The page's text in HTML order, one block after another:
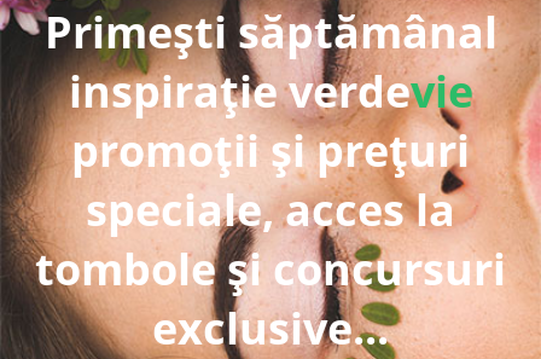
Primești săptămânal
inspirație verdevie
promoții și prețuri
speciale, acces la
tombole și concursuri
exclusive...